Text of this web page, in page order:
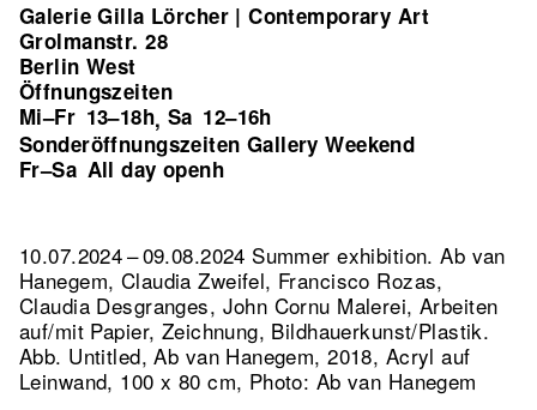
Galerie Gilla Lörcher | Contemporary Art
Grolmanstr. 28
Berlin West
Öffnungszeiten
Mi–Fr 13–18h, Sa 12–16h
Sonderöffnungszeiten Gallery Weekend
Fr–Sa All day openh
10.07.2024 – 09.08.2024 Summer exhibition. Ab van
Hanegem, Claudia Zweifel, Francisco Rozas,
Claudia Desgranges, John Cornu Malerei, Arbeiten
auf/mit Papier, Zeichnung, Bildhauerkunst/Plastik.
Abb. Untitled, Ab van Hanegem, 2018, Acryl auf
Leinwand, 100 x 80 cm, Photo: Ab van Hanegem